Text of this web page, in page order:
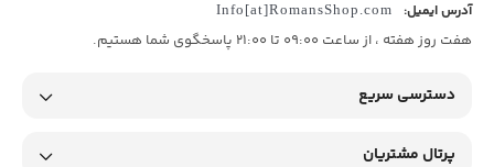
آدرس ایمیل: Info[at]RomansShop.com
هفت روز هفته ، از ساعت 09:00 تا 21:00 پاسخگوی شما هستیم.
دسترسی سریع
پرتال مشتریان